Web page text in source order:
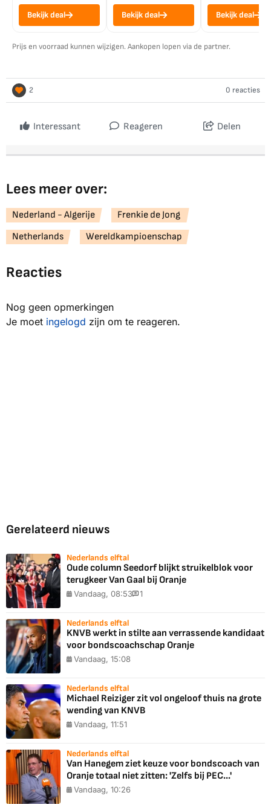
Bekijk deal Bekijk deal Bekijk deal
Prijs en voorraad kunnen wijzigen. Aankopen lopen via de partner.
2 0 reacties
Interessant Reageren Delen
Lees meer over:
Nederland - Algerije
Frenkie de Jong
Netherlands
Wereldkampioenschap
Reacties
Nog geen opmerkingen
Je moet ingelogd zijn om te reageren.
Gerelateerd nieuws
Nederlands elftal
Oude column Seedorf blijkt struikelblok voor
terugkeer Van Gaal bij Oranje
Vandaag, 08:53 1
Nederlands elftal
KNVB werkt in stilte aan verrassende kandidaat
voor bondscoachschap Oranje
Vandaag, 15:08
Nederlands elftal
Michael Reiziger zit vol ongeloof thuis na grote
wending van KNVB
Vandaag, 11:51
Nederlands elftal
Van Hanegem ziet keuze voor bondscoach van
Oranje totaal niet zitten: 'Zelfs bij PEC...'
Vandaag, 10:26